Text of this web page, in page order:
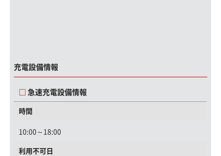
充電設備情報
急速充電設備情報
時間
10:00～18:00
利用不可日